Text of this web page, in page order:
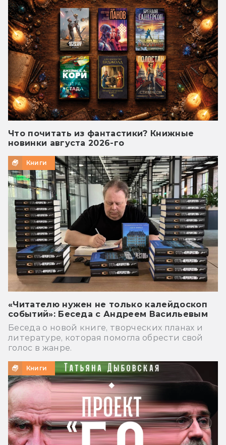
Что почитать из фантастики? Книжные
новинки августа 2026-го
Книги
«Читателю нужен не только калейдоскоп
событий»: Беседа с Андреем Васильевым
Беседа о новой книге, творческих планах и
литературе, которая помогла обрести свой
голос в жанре.
Книги